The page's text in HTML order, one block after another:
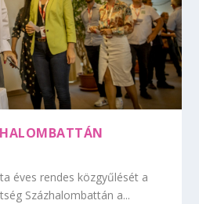
éves rendes közgyűlését a
Százhalombattán a...